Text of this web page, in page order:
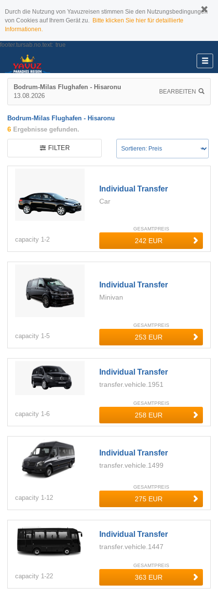
Durch die Nutzung von Yavuzreisen stimmen Sie den Nutzungsbedingungen
von Cookies auf Ihrem Gerät zu. Bitte klicken Sie hier für detaillierte
Informationen.
footer.tursab.no.text: true
Bodrum-Milas Flughafen - Hisaronu
13.08.2026
BEARBEITEN
Bodrum-Milas Flughafen - Hisaronu
6 Ergebnisse gefunden.
FILTER
Individual Transfer
Car
capacity 1-2
GESAMTPREIS
Individual Transfer
Minivan
capacity 1-5
GESAMTPREIS
Individual Transfer
transfer.vehicle.1951
capacity 1-6
GESAMTPREIS
Individual Transfer
transfer.vehicle.1499
capacity 1-12
GESAMTPREIS
Individual Transfer
transfer.vehicle.1447
capacity 1-22
GESAMTPREIS